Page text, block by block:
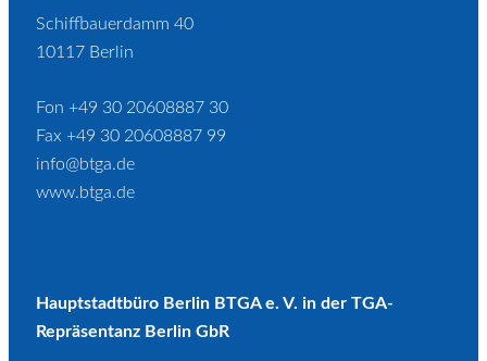
Schiffbauerdamm 40
10117 Berlin
Fon +49 30 20608887 30
Fax +49 30 20608887 99
info@btga.de
www.btga.de
Hauptstadtbüro Berlin BTGA e. V. in der TGA-
Repräsentanz Berlin GbR